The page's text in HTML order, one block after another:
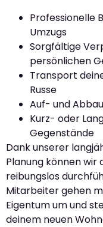
Professionelle
Umzugs
Sorgfältige
persönlichen
Transport
Russe
Auf- und
Kurz- oder
Gegenstände
Dank unserer
Planung können wir
reibungslos
Mitarbeiter gehen
Eigentum um und
deinem neuen